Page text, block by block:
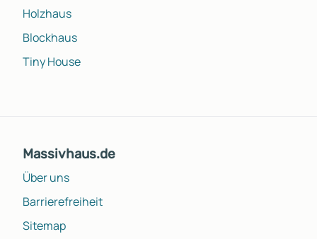
Holzhaus
Blockhaus
Tiny House
Massivhaus.de
Über uns
Barrierefreiheit
Sitemap